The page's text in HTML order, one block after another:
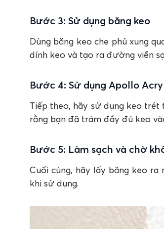
Bước 3: Sử dụng băng keo
Dùng băng keo che phủ xung
dính keo và tạo ra đường viền
Bước 4: Sử dụng Apollo
Tiếp theo, hãy sử dụng keo
rằng bạn đã trám đầy đủ keo
Bước 5: Làm sạch và chờ
Cuối cùng, hãy lấy băng keo
khi sử dụng.